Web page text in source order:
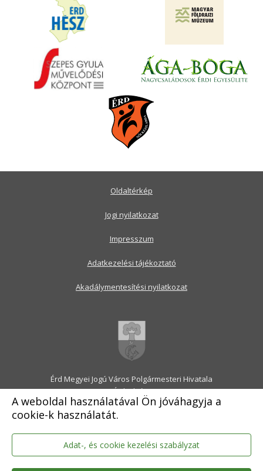
A weboldal használatával Ön jóváhagyja a
cookie-k használatát.
Adat-, és cookie kezelési szabályzat
Érd Megyei Jogú Város Polgármesteri Hivatala
2030 Érd, Alsó utca 1.
Levélcím: 2031 Érd, Pf.: 31
E-mail:onkormanyzat@erd.hu
Telefonközpont:06-23-522-300
Ügyfélszolgálat:06-23-522-301
Hivatali Kapu: ERDPH
KRID szám: 707189964
Oldaltérkép
Jogi nyilatkozat
Impresszum
Adatkezelési tájékoztató
Akadálymentesítési nyilatkozat